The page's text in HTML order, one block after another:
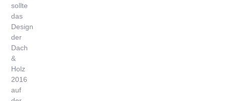
sollte
das
Design
der
Dach
&
Holz
2016
auf